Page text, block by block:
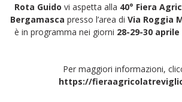
Rota Guido vi aspetta alla 40° Fiera
Bergamasca presso l’area diVia Roggia
è in programma nei giorni 28-29-30 aprile
Per maggiori informazioni,
https://